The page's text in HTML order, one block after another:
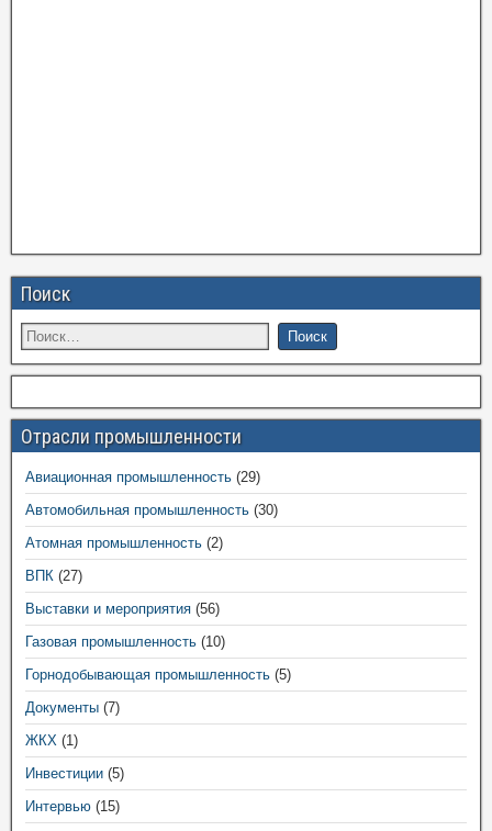
Поиск
Отрасли промышленности
Авиационная промышленность (29)
Автомобильная промышленность (30)
Атомная промышленность (2)
ВПК (27)
Выставки и мероприятия (56)
Газовая промышленность (10)
Горнодобывающая промышленность (5)
Документы (7)
ЖКХ (1)
Инвестиции (5)
Интервью (15)